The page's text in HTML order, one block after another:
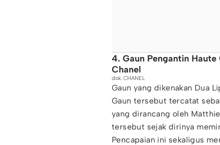
4. Gaun Pengantin
Chanel
dok. CHANEL
Gaun yang dikenakan Dua
Gaun tersebut tercatat
yang dirancang oleh
tersebut sejak dirinya
Pencapaian ini sekaligus